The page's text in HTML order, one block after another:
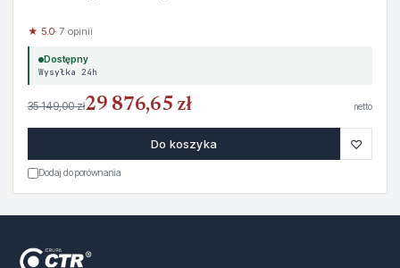
★ 5.0· 7 opinii
Dostępny
Wysyłka 24h
35 149,00 zł29 876,65 zł netto
Do koszyka ♡
Dodaj do porównania